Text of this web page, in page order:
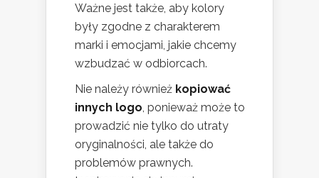
Ważne jest także, aby kolory
były zgodne z charakterem
marki i emocjami, jakie chcemy
wzbudzać w odbiorcach.
Nie należy również kopiować
innych logo , ponieważ może to
prowadzić nie tylko do utraty
oryginalności, ale także do
problemów prawnych.